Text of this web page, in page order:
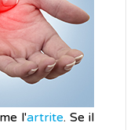
l'artrite. Se il